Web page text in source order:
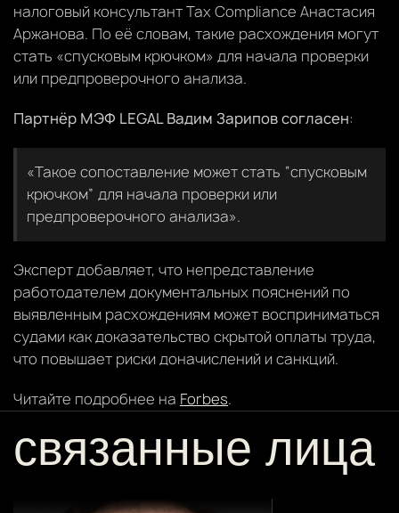
налоговый консультант Tax Compliance Анастасия
Аржанова. По её словам, такие расхождения могут
стать «спусковым крючком» для начала проверки
или предпроверочного анализа.
Партнёр МЭФ LEGAL Вадим Зарипов согласен:
«Такое сопоставление может стать “спусковым
крючком” для начала проверки или
предпроверочного анализа».
Эксперт добавляет, что непредставление
работодателем документальных пояснений по
выявленным расхождениям может восприниматься
судами как доказательство скрытой оплаты труда,
что повышает риски доначислений и санкций.
Читайте подробнее на Forbes.
связанные лица